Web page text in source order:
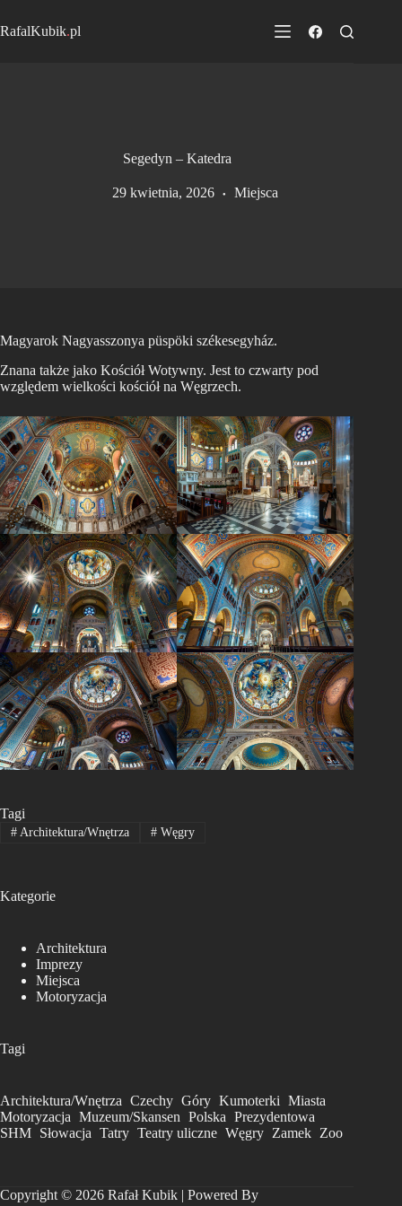
do
treści
RafalKubik.pl
Segedyn – Katedra
29 kwietnia, 2026 Miejsca
Magyarok Nagyasszonya püspöki székesegyház.
Znana także jako Kościół Wotywny. Jest to czwarty pod
względem wielkości kościół na Węgrzech.
Tagi
#Architektura/Wnętrza #Węgry
Kategorie
Architektura
Imprezy
Miejsca
Motoryzacja
Tagi
Architektura/Wnętrza Czechy Góry Kumoterki Miasta
Motoryzacja Muzeum/Skansen Polska Prezydentowa
SHM Słowacja Tatry Teatry uliczne Węgry Zamek Zoo
Copyright © 2026 Rafał Kubik | Powered By